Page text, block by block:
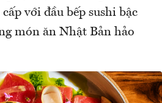
với đầu bếp sushi bậc
món ăn Nhật Bản hảo